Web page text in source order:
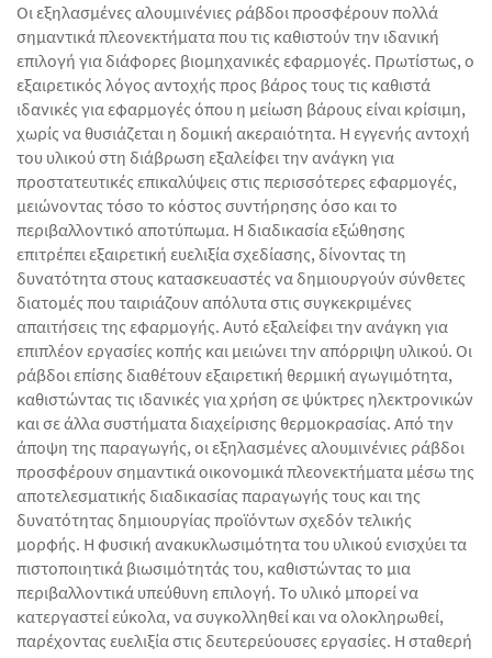
Οι εξηλασμένες αλουμινένιες ράβδοι προσφέρουν πολλά
σημαντικά πλεονεκτήματα που τις καθιστούν την ιδανική
επιλογή για διάφορες βιομηχανικές εφαρμογές. Πρωτίστως, ο
εξαιρετικός λόγος αντοχής προς βάρος τους τις καθιστά
ιδανικές για εφαρμογές όπου η μείωση βάρους είναι κρίσιμη,
χωρίς να θυσιάζεται η δομική ακεραιότητα. Η εγγενής αντοχή
του υλικού στη διάβρωση εξαλείφει την ανάγκη για
προστατευτικές επικαλύψεις στις περισσότερες εφαρμογές,
μειώνοντας τόσο το κόστος συντήρησης όσο και το
περιβαλλοντικό αποτύπωμα. Η διαδικασία εξώθησης
επιτρέπει εξαιρετική ευελιξία σχεδίασης, δίνοντας τη
δυνατότητα στους κατασκευαστές να δημιουργούν σύνθετες
διατομές που ταιριάζουν απόλυτα στις συγκεκριμένες
απαιτήσεις της εφαρμογής. Αυτό εξαλείφει την ανάγκη για
επιπλέον εργασίες κοπής και μειώνει την απόρριψη υλικού. Οι
ράβδοι επίσης διαθέτουν εξαιρετική θερμική αγωγιμότητα,
καθιστώντας τις ιδανικές για χρήση σε ψύκτρες ηλεκτρονικών
και σε άλλα συστήματα διαχείρισης θερμοκρασίας. Από την
άποψη της παραγωγής, οι εξηλασμένες αλουμινένιες ράβδοι
προσφέρουν σημαντικά οικονομικά πλεονεκτήματα μέσω της
αποτελεσματικής διαδικασίας παραγωγής τους και της
δυνατότητας δημιουργίας προϊόντων σχεδόν τελικής
μορφής. Η φυσική ανακυκλωσιμότητα του υλικού ενισχύει τα
πιστοποιητικά βιωσιμότητάς του, καθιστώντας το μια
περιβαλλοντικά υπεύθυνη επιλογή. Το υλικό μπορεί να
κατεργαστεί εύκολα, να συγκολληθεί και να ολοκληρωθεί,
παρέχοντας ευελιξία στις δευτερεύουσες εργασίες. Η σταθερή